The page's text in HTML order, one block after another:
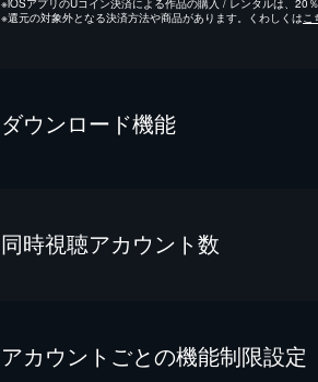
※還元の対象外となる決済方法や商品があります。くわしくは こ
ダウンロード機能
同時視聴アカウント数
アカウントごとの機能制限設定